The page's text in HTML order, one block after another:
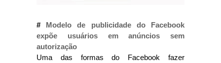
# Modelo de publicidade do Facebook
expõe usuários em anúncios sem
autorização
Uma das formas do Facebook fazer